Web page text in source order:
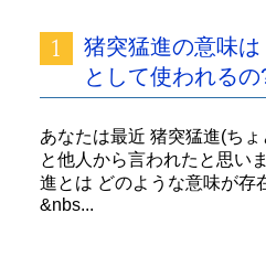
猪突猛進の意味
として使われるの
あなたは最近 猪突猛進(ち
と他人から言われたと思い
進とは どのような意味が存
&nbs...